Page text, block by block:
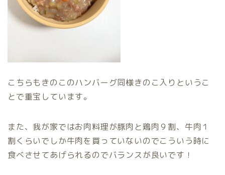
こちらもきのこのハンバーグ同様きのこ入りというこ
とで重宝しています。
また、我が家ではお肉料理が豚肉と鶏肉９割、牛肉１
割くらいでしか牛肉を買っていないのでこういう時に
食べさせてあげられるのでバランスが良いです！